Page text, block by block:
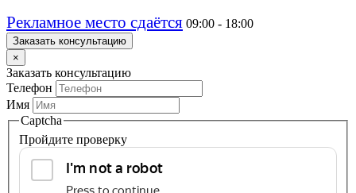
Рекламное место сдаётся 09:00 - 18:00
Заказать консультацию
×
Заказать консультацию
Телефон
Имя
Captcha
Пройдите проверку